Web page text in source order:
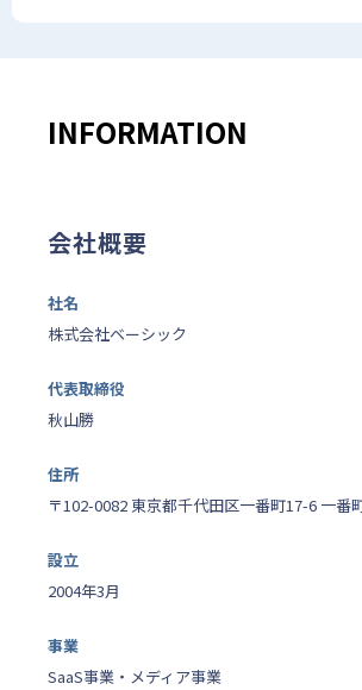
INFORMATION
会社概要
社名
株式会社ベーシック
代表取締役
秋山勝
住所
〒102-0082 東京都千代田区一番町17-6 一番
設立
2004年3月
事業
SaaS事業・メディア事業